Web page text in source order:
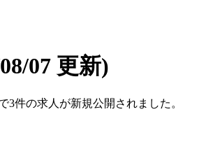
07 更新)
3件の求人が新規公開されました。